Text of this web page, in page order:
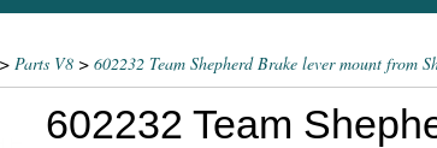
> Parts V8 > 602232 Team Shepherd Brake lever mount from
602232 Team